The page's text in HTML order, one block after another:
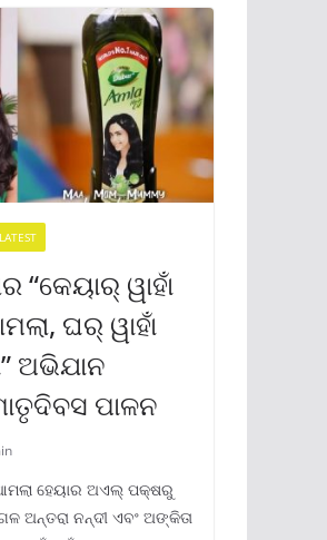
LATEST
“କେୟାର୍ ୱାହାଁ
ଘର୍ ୱାହାଁ
ଅଭିଯାନ
ପାଳନ
ହେୟାର ଅଏଲ୍ ପକ୍ଷରୁ
ଅନ୍ତରା ନନ୍ଦୀ ଏବଂ ଅଙ୍କିତା